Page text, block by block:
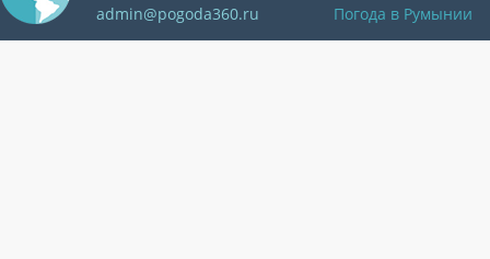
admin@pogoda360.ru
Погода в Румынии